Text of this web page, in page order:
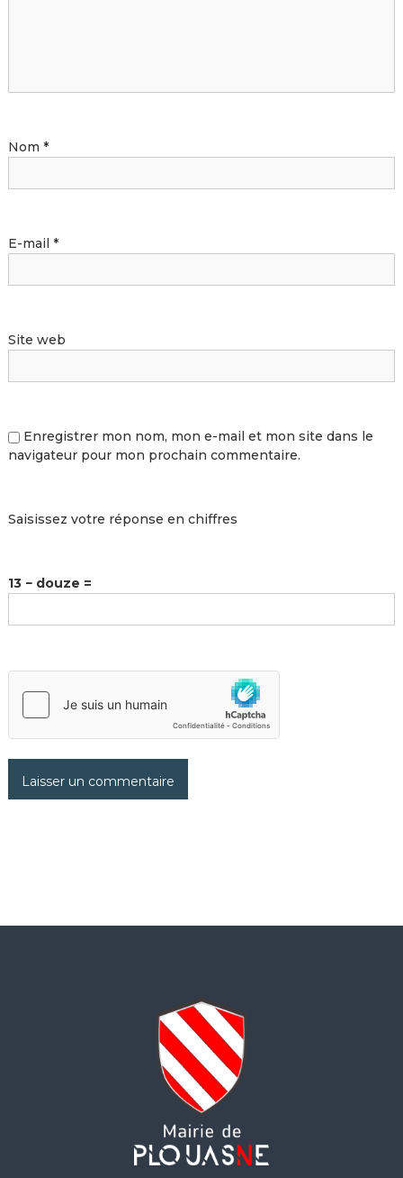
Nom *
E-mail *
Site web
Enregistrer mon nom, mon e-mail et mon site dans le
navigateur pour mon prochain commentaire.
Saisissez votre réponse en chiffres
13 − douze =